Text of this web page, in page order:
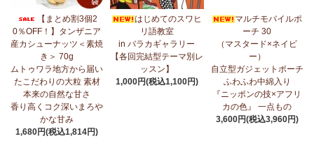
フリルマルチストール新入荷！ ～腰や首に巻いてアレンジ
無限大！
7/10： ティンガティンガ・アート～マサイの作品 新入荷！
7/10：ティンガティンガ・アート～Sサイズの作品 新入荷！作家
名ごとに2つのカテゴリーでご紹介します
→ 作家名 A―L
7/7：カンガ2026新柄 タンザニアより完全限定入荷！
【まとめ割3個2
0％OFF！】タンザニア
産カシューナッツ＜素焼
き＞ 70g
ムトゥワラ地方から届い
たこだわりの大粒 素材
本来の自然な甘さ
香り高くコク深いまろや
かな甘み
1,680円(税込1,814円)
はじめてのスワヒ
リ語教室
in バラカギャラリー
【各回完結型テーマ別レ
ッスン】
1,000円(税込1,100円)
マルチモバイルポ
ーチ 30
（マスタード×ネイビ
ー）
自立型ガジェットポーチ
ふわふわ中綿入り
『ニッポンの技×アフリ
カの色』 一点もの
3,600円(税込3,960円)